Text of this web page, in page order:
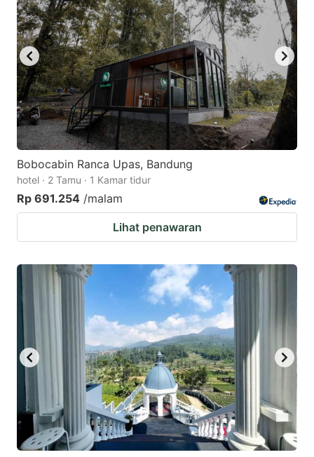
key
to
get
the
keyboard
shortcuts
for
changing
dates.
key
to
get
the
keyboard
shortcuts
for
changing
Bobocabin Ranca Upas, Bandung
hotel · 2 Tamu · 1 Kamar tidur
Rp 691.254 /malam
Lihat penawaran